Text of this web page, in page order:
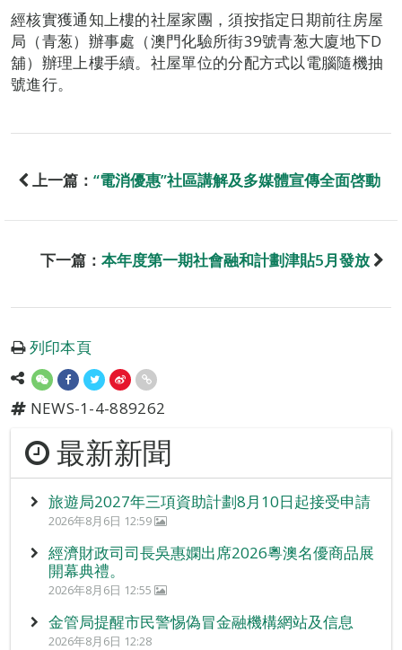
經核實獲通知上樓的社屋家團，須按指定日期前往房屋
局（青葱）辦事處（澳門化驗所街39號青葱大廈地下D
舖）辦理上樓手續。社屋單位的分配方式以電腦隨機抽
號進行。
上一篇： “電消優惠”社區講解及多媒體宣傳全面啓動
下一篇： 本年度第一期社會融和計劃津貼5月發放
列印本頁
NEWS-1-4-889262
最新新聞
旅遊局2027年三項資助計劃8月10日起接受申請
2026年8月6日 12:59
經濟財政司司長吳惠嫻出席2026粵澳名優商品展
開幕典禮。
2026年8月6日 12:55
金管局提醒市民警惕偽冒金融機構網站及信息
2026年8月6日 12:28